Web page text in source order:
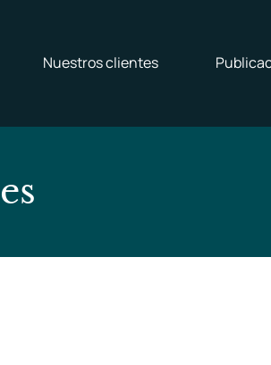
Nuestros clientes
es